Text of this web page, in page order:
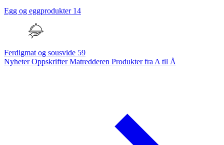
Egg og eggprodukter 14
Ferdigmat og sousvide 59
NyheterOppskrifterMatredderen Produkter fra A til Å